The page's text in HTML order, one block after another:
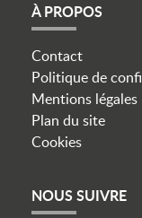
À PROPOS
Contact
Politique de
Mentions légales
Plan du site
Cookies
NOUS SUIVRE